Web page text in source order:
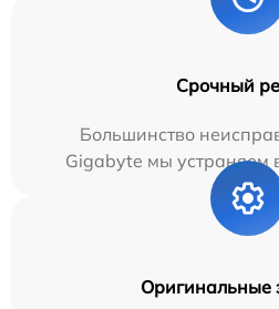
Срочный
Большинство
Gigabyte мы устраняем
Оригинальные